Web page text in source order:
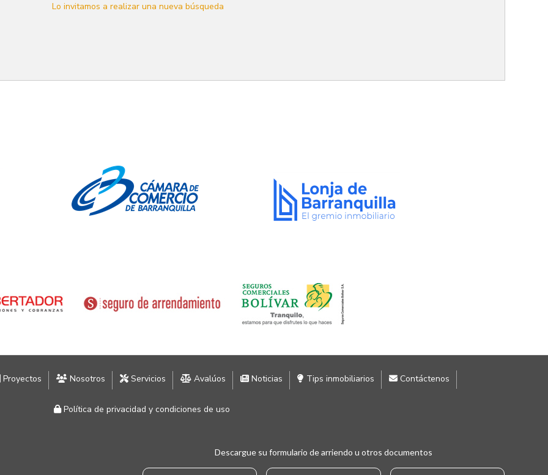
Lo invitamos a realizar una nueva búsqueda
Proyectos Nosotros Servicios Avalúos Noticias Tips inmobiliarios Contáctenos
Política de privacidad y condiciones de uso
Descargue su formulario de arriendo u otros documentos